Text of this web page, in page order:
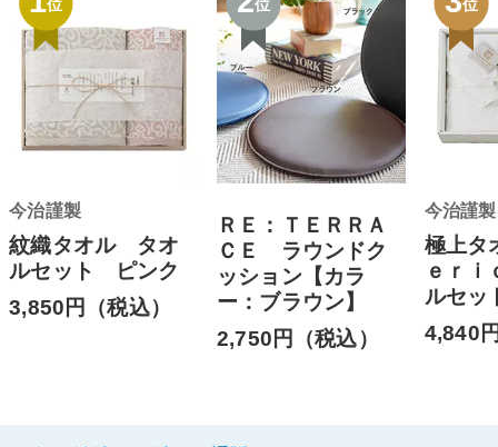
位
今治謹製
紋織タオル タオ
ルセット ピンク
3,850円（税込）
位
ＲＥ：ＴＥＲＲＡ
ＣＥ ラウンドク
ッション【カラ
ー：ブラウン】
2,750円（税込）
位
今治謹製
極上タ
ｅｒ
ルセッ
4,840